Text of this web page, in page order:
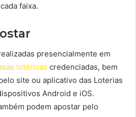
faixa.
presencialmente em
lotéricas credenciadas, bem
site ou aplicativo das Loterias
Android e iOS.
podem apostar pelo